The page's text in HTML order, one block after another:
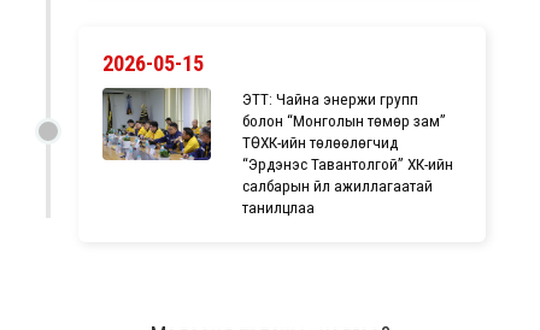
2026-05-15
ЭТТ: Чайна энержи групп
болон “Монголын төмөр зам”
ТӨХК-ийн төлөөлөгчид
“Эрдэнэс Тавантолгой” ХК-ийн
салбарын үйл ажиллагаатай
танилцлаа